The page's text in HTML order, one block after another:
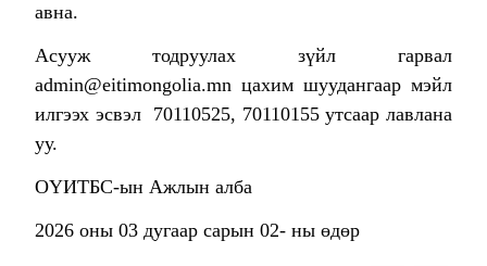
авна.
Асууж тодруулах зүйл гарвал
admin@eitimongolia.mn цахим шуудангаар мэйл
илгээх эсвэл 70110525, 70110155 утсаар лавлана
уу.
ОҮИТБС-ын Ажлын алба
2026 оны 03 дугаар сарын 02- ны өдөр